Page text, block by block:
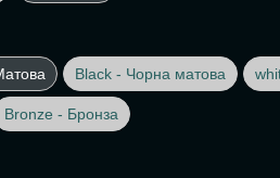
Black - Чорна матова
Bronze - Бронза